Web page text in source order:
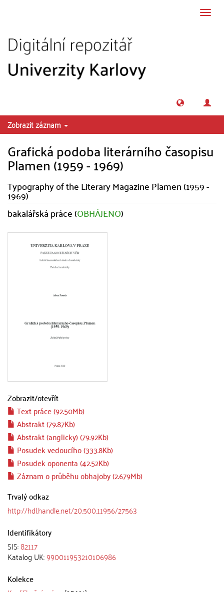
Zobrazit záznam
Grafická podoba literárního časopisu
Plamen (1959 - 1969)
Typography of the Literary Magazine Plamen (1959 -
1969)
bakalářská práce (OBHÁJENO)
Zobrazit/otevřít
Text práce (92.50Mb)
Abstrakt (79.87Kb)
Abstrakt (anglicky) (79.92Kb)
Posudek vedoucího (333.8Kb)
Posudek oponenta (42.52Kb)
Záznam o průběhu obhajoby (2.679Mb)
Trvalý odkaz
http://hdl.handle.net/20.500.11956/27563
Identifikátory
SIS:82117
Katalog UK:990011953210106986
Kolekce